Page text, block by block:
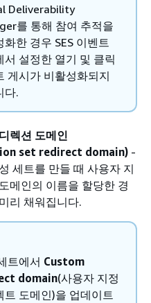
Deliverability
를 통해 참여 추적을
화한 경우 SES 이벤트
서 설정한 열기 및 클릭
게시가 비활성화되지
다.
렉션 도메인
set redirect domain) -
세트를 만들 때 사용자 지
메인의 이름을 할당한 경
리 채워집니다.
트에서 Custom
domain(사용자 지정
트 도메인)을 업데이트